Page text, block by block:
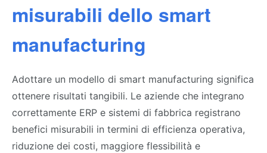
misurabili dello smart
manufacturing
Adottare un modello di smart manufacturing significa
ottenere risultati tangibili. Le aziende che integrano
correttamente ERP e sistemi di fabbrica registrano
benefici misurabili in termini di efficienza operativa,
riduzione dei costi, maggiore flessibilità e